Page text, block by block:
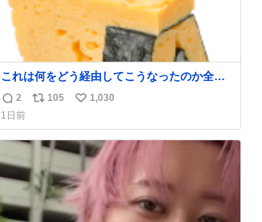
これは何をどう経由してこうなったのか全く
わからない構造のすしざんまいの玉子
返
信
数
2
リ
ス
数
105
い
ね
数
1,030
1日前